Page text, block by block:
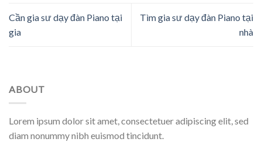
Cần gia sư dạy đàn Piano tại
gia
Tìm gia sư dạy đàn Piano tại
nhà
ABOUT
Lorem ipsum dolor sit amet, consectetuer adipiscing elit, sed
diam nonummy nibh euismod tincidunt.